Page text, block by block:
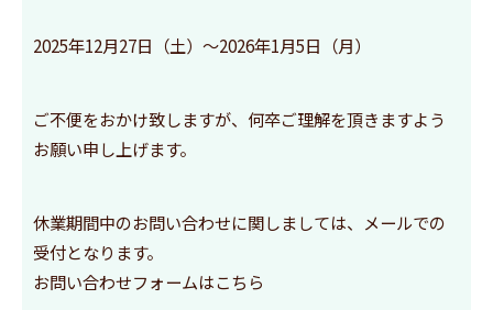
2025年12月27日（土）～2026年1月5日（月）
ご不便をおかけ致しますが、何卒ご理解を頂きますよう
お願い申し上げます。
休業期間中のお問い合わせに関しましては、メールでの
受付となります。
お問い合わせフォームはこちら